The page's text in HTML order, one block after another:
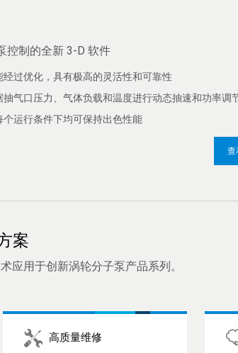
控制的全新 3-D 软件
经过优化，具有极高的灵活性和可靠性
抽气口压力、气体负载和温度进行动态抽速和功率调
个运行条件下均可保持出色性能
查
案
应用于创新涡轮分子泵产品系列。
高质量维修